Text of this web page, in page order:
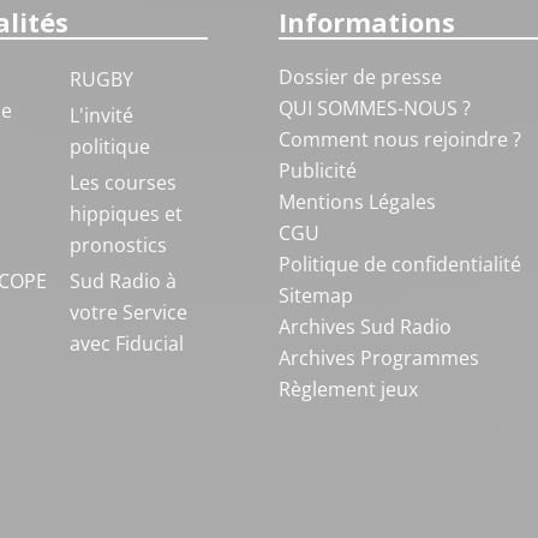
RUGBY
L'invité
politique
Les courses
hippiques et
pronostics
Sud Radio à
votre Service
avec Fiducial
Informations
Dossier de presse
QUI SOMMES-NOUS ?
Comment nous rejoindre ?
Publicité
Mentions Légales
CGU
Politique de confidentialité
Sitemap
Archives Sud Radio
Archives Programmes
Règlement jeux